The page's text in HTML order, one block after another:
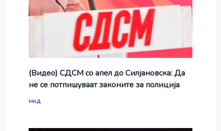
(Видео) СДСМ со апел до Силјановска: Да
не се потпишуваат законите за полиција
мкд